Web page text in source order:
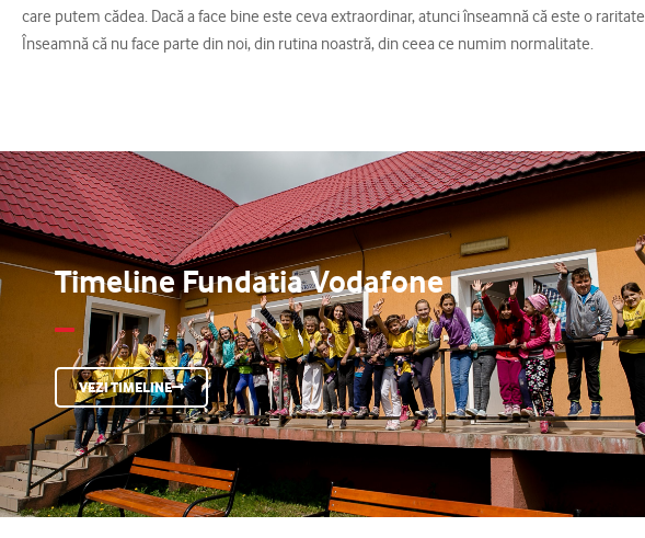
care putem cădea. Dacă a face bine este ceva extraordinar, atunci înseamnă că este o raritate.
Înseamnă că nu face parte din noi, din rutina noastră, din ceea ce numim normalitate.
Timeline Fundatia Vodafone
VEZI TIMELINE